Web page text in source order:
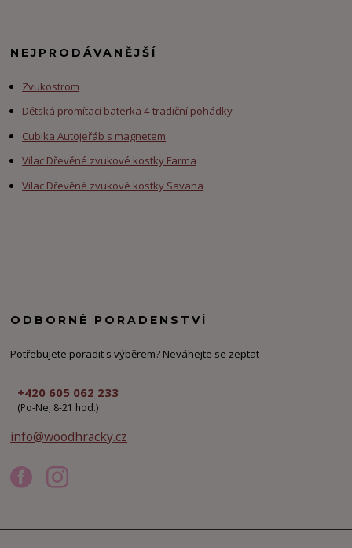
NEJPRODÁVANĚJŠÍ
Zvukostrom
Dětská promítací baterka 4 tradiční pohádky
Cubika Autojeřáb s magnetem
Vilac Dřevěné zvukové kostky Farma
Vilac Dřevěné zvukové kostky Savana
ODBORNÉ PORADENSTVÍ
Potřebujete poradit s výběrem? Neváhejte se zeptat
+420 605 062 233
(Po-Ne, 8-21 hod.)
info@woodhracky.cz